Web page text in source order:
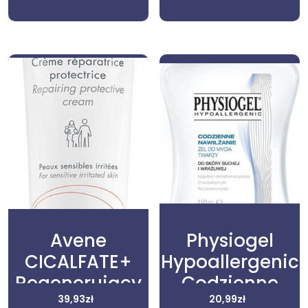
Avene
CICALFATE+
Regenerujący
39,93zł
Physiogel
Hypoallergenic
Codzienne
20,99zł